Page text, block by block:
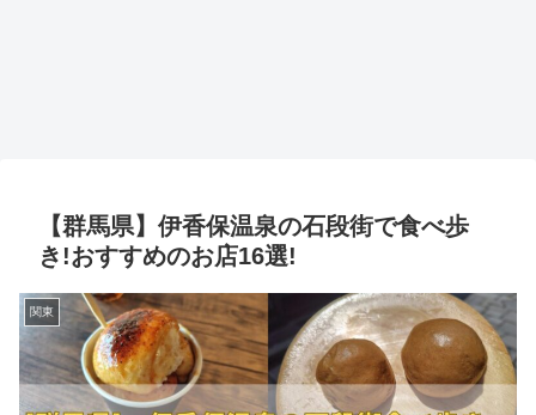
【群馬県】伊香保温泉の石段街で食べ歩
き!おすすめのお店16選!
関東